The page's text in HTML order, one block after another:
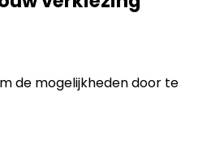
de mogelijkheden door te